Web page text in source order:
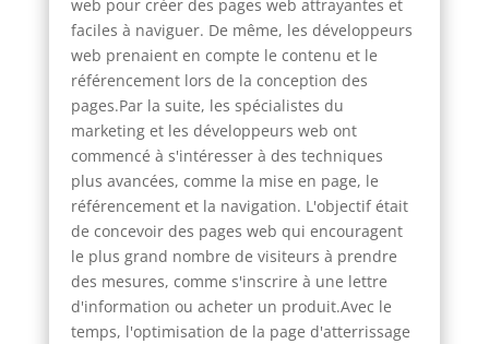
web pour créer des pages web attrayantes et
faciles à naviguer. De même, les développeurs
web prenaient en compte le contenu et le
référencement lors de la conception des
pages.Par la suite, les spécialistes du
marketing et les développeurs web ont
commencé à s'intéresser à des techniques
plus avancées, comme la mise en page, le
référencement et la navigation. L'objectif était
de concevoir des pages web qui encouragent
le plus grand nombre de visiteurs à prendre
des mesures, comme s'inscrire à une lettre
d'information ou acheter un produit.Avec le
temps, l'optimisation de la page d'atterrissage